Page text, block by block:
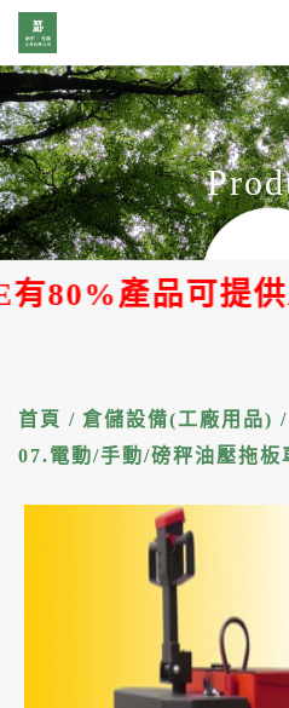
產品可提供AI報
首頁 / 倉儲設備(工廠用品) /
07.電動/手動/磅秤油壓拖板